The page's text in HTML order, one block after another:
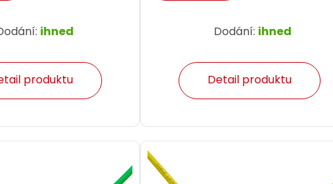
ihned
produktu
Dodání: ihned
Detail produktu